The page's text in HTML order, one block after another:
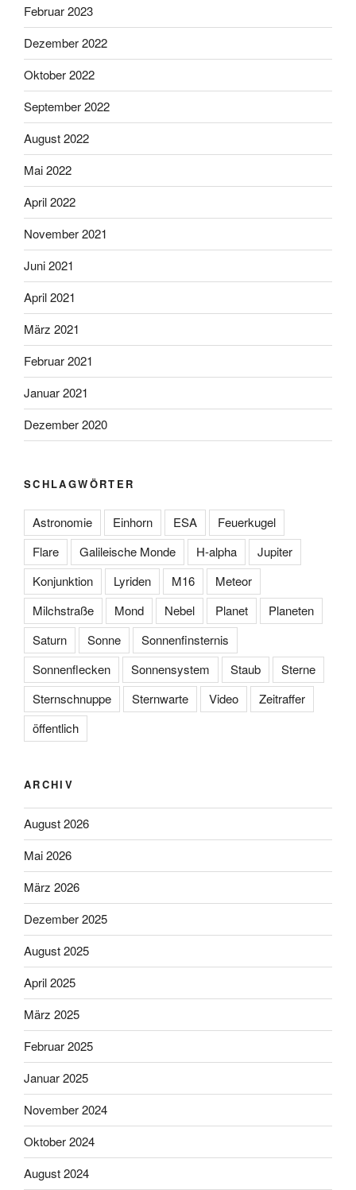
Februar 2023
Dezember 2022
Oktober 2022
September 2022
August 2022
Mai 2022
April 2022
November 2021
Juni 2021
April 2021
März 2021
Februar 2021
Januar 2021
Dezember 2020
SCHLAGWÖRTER
Astronomie Einhorn ESA
Feuerkugel
Flare
Galileische Monde H-alpha
Jupiter
Konjunktion
Lyriden M16
Meteor
Milchstraße
Mond Nebel Planet
Planeten
Saturn
Sonne
Sonnenfinsternis
Sonnenflecken
Sonnensystem Staub
Sterne
Sternschnuppe
Sternwarte Video
Zeitraffer
öffentlich
ARCHIV
August 2026
Mai 2026
März 2026
Dezember 2025
August 2025
April 2025
März 2025
Februar 2025
Januar 2025
November 2024
Oktober 2024
August 2024